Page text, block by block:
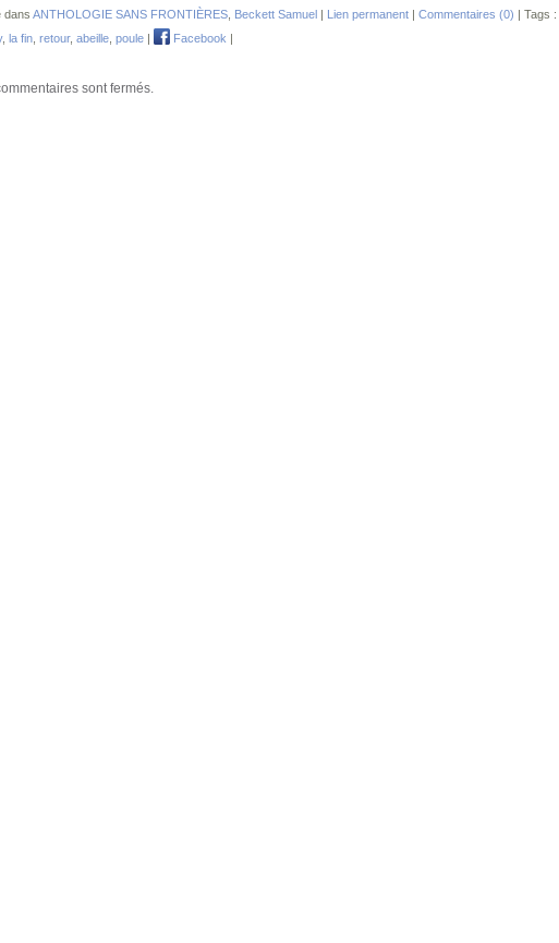
dans ANTHOLOGIE SANS FRONTIÈRES Beckett Samuel | Lien permanent | Commentaires (0) | Tags :
, la fin retour, abeille poule | Facebook |
sont fermés.